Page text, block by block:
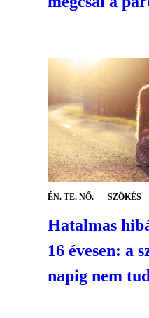
ÉN. TE. NŐ. SZÖKÉS
Hatalmas
16 évesen: a
napig nem